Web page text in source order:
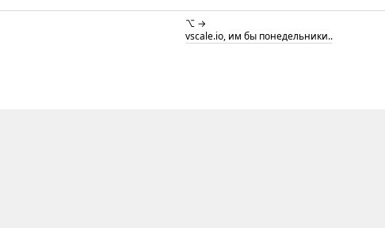
⌥ →
vscale.io, им бы понедельники..